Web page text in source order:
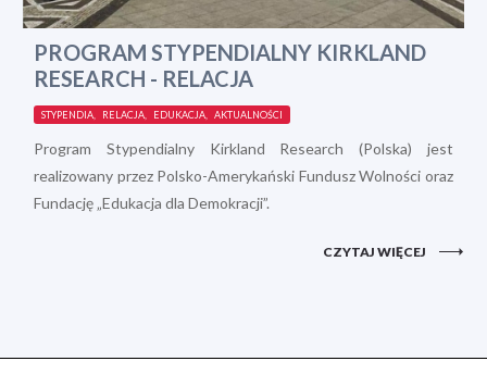
PROGRAM STYPENDIALNY KIRKLAND
RESEARCH - RELACJA
STYPENDIA, RELACJA, EDUKACJA, AKTUALNOŚCI
Program Stypendialny Kirkland Research (Polska) jest
realizowany przez Polsko-Amerykański Fundusz Wolności oraz
Fundację „Edukacja dla Demokracji”.
CZYTAJ WIĘCEJ